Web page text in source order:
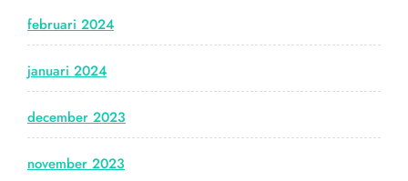
februari 2024
januari 2024
december 2023
november 2023